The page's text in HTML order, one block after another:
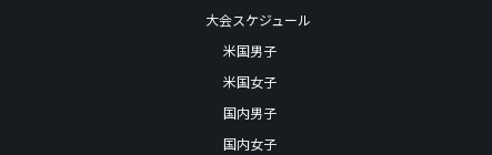
大会スケジュール
米国男子
米国女子
国内男子
国内女子